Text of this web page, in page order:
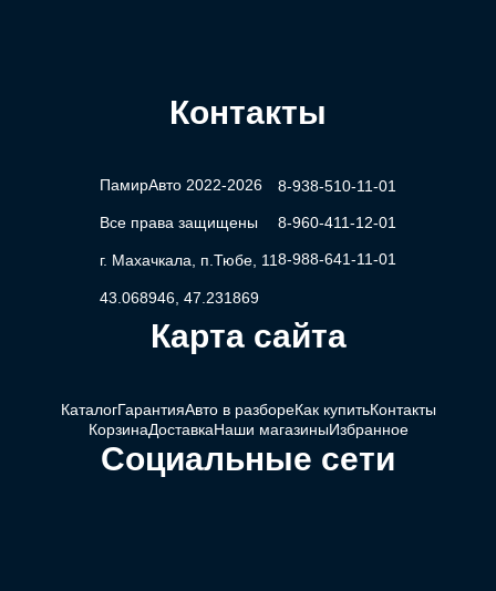
Контакты
ПамирАвто 2022-2026
Все права защищены
г. Махачкала, п.Тюбе, 11
43.068946, 47.231869
8-938-510-11-01
8-960-411-12-01
8-988-641-11-01
Карта сайта
КаталогГарантияАвто в разбореКак купитьКонтакты
КорзинаДоставкаНаши магазиныИзбранное
Социальные сети